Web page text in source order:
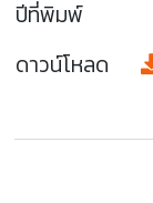
ปีที่พิมพ์
ดาวน์โหลด